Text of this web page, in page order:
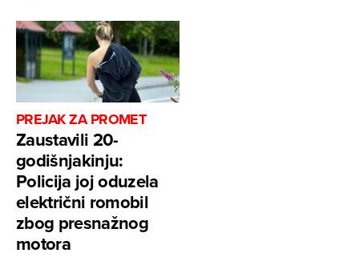
PREJAK ZA PROMET
Zaustavili 20-
godišnjakinju:
Policija joj oduzela
električni romobil
zbog presnažnog
motora